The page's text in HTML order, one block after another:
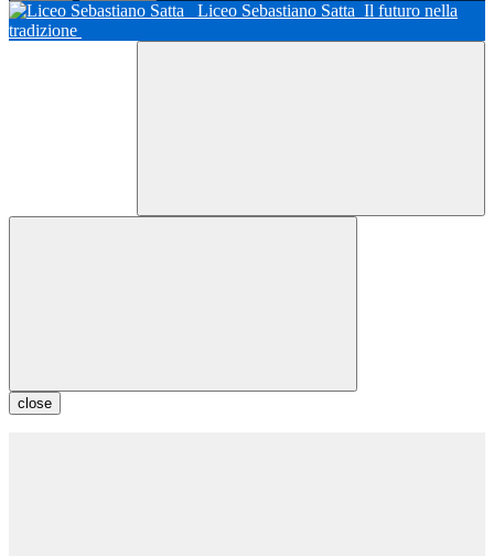
Liceo Sebastiano Satta Il futuro nella
tradizione
close